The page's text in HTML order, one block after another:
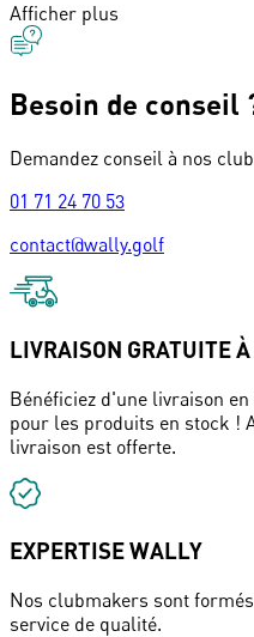
Afficher plus
Besoin de conseil
Demandez conseil à nos
01 71 24 70 53
contact@wally.golf
LIVRAISON GRATUITE
Bénéficiez d'une livraison
pour les produits en stock !
livraison est offerte.
EXPERTISE WALLY
Nos clubmakers sont
service de qualité.